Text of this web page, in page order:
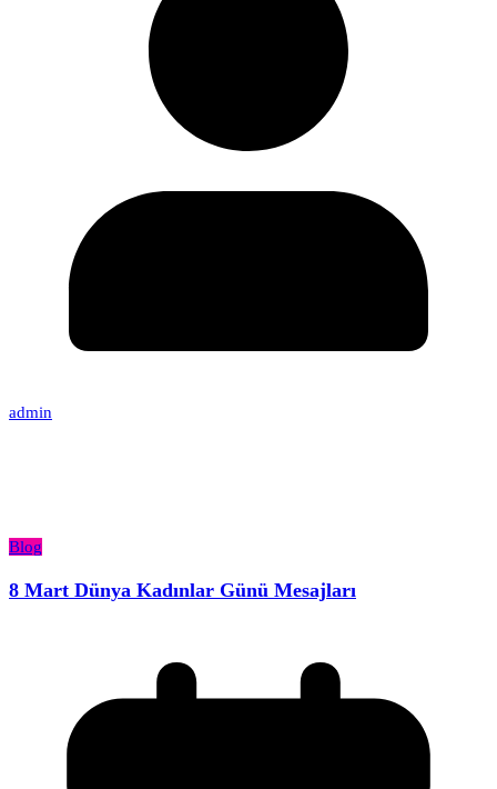
admin
Blog
8 Mart Dünya Kadınlar Günü Mesajları